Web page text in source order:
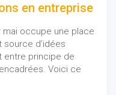
en entreprise
mai occupe une place
source d’idées
entre principe de
Voici ce